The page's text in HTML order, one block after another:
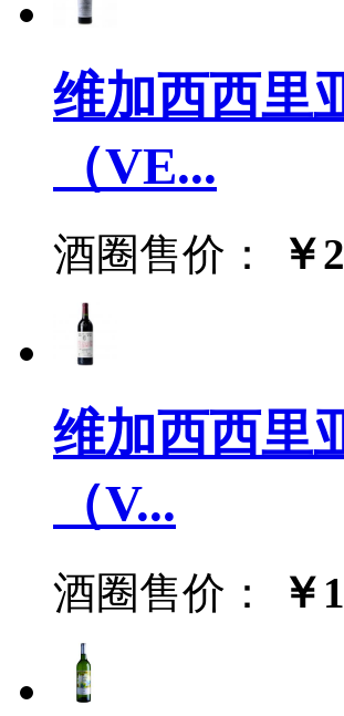
维加西西里
（VE...
酒圈售价： ￥
维加西西里
（V...
酒圈售价： ￥